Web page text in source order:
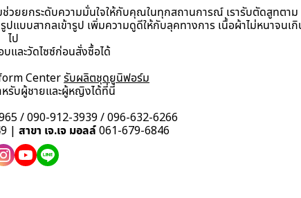
ยยกระดับความมั่นใจให้กับคุณในทุกสถานการณ์ เรารับตัดสูทตาม
แบบสากลเข้ารูป เพิ่มความดูดีให้กับลุคทางการ เนื้อผ้าไม่หนาจนเกิ
ไป
และวัดไซซ์ก่อนสั่งซื้อได้
Centerรับผลิตชุดยูนิฟอร์ม
รับผู้ชายและผู้หญิงได้ที่นี่
/090-912-3939/096-632-6266
| สาขา เจ.เจ มอลล์061-679-6846